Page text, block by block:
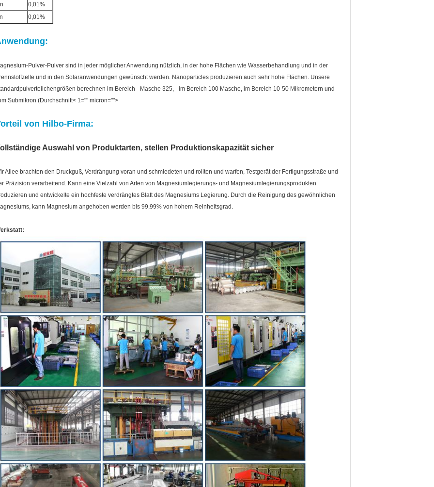
0,01%
0,01%
Pulver-Pulver sind in jeder möglicher Anwendung nützlich, in der hohe Flächen wie Wasserbehandlung und in der
und in den Solaranwendungen gewünscht werden. Nanoparticles produzieren auch sehr hohe Flächen. Unsere
berechnen im Bereich - Masche 325, - im Bereich 100 Masche, im Bereich 10-50 Mikrometern und
Submikron (Durchschnitt< 1="" micron="">
von Hilbo-Firma:
Auswahl von Produktarten, stellen Produktionskapazität sicher
Allee brachten den Druckguß, Verdrängung voran und schmiedeten und rollten und warfen, Testgerät der Fertigungsstraße und
Präzision verarbeitend. Kann eine Vielzahl von Arten von Magnesiumlegierungs- und Magnesiumlegierungsprodukten
und entwickelte ein hochfeste verdrängtes Blatt des Magnesiums Legierung. Durch die Reinigung des gewöhnlichen
kann Magnesium angehoben werden bis 99,99% von hohem Reinheitsgrad.